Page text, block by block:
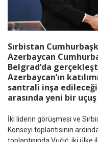
Sırbistan
Azerbaycan
Belgrad’da
Azerbaycan’ın
santrali inşa
arasında yeni bir
İki liderin görüşmesi ve
Konseyi toplantısının
toplantısında Vučić, iki ülke